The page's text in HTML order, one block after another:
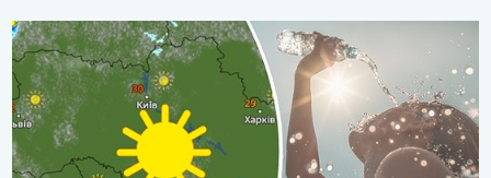
Занадто багато сонця для мозку. Сонячний удар. . .